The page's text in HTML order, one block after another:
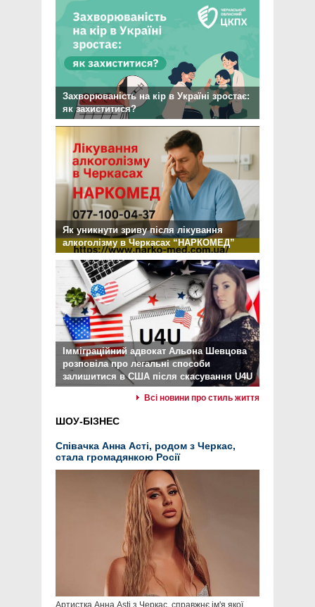
Захворюваність на кір в Україні зростає:
як захиститися?
Як уникнути зриву після лікування
алкоголізму в Черкасах “НАРКОМЕД”
Імміграційний адвокат Альона Шевцова
розповіла про легальні способи
залишитися в США після скасування U4U
Всі новини про стиль життя
ШОУ-БІЗНЕС
Співачка Анна Асті, родом з Черкас,
стала громадянкою Росії